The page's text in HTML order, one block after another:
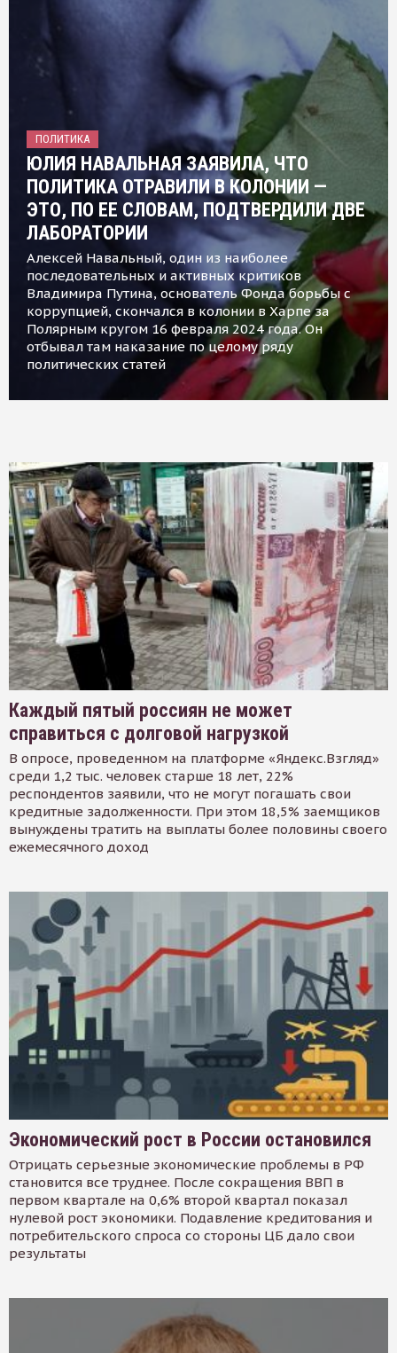
ПОЛИТИКА
ЮЛИЯ НАВАЛЬНАЯ ЗАЯВИЛА, ЧТО
ПОЛИТИКА ОТРАВИЛИ В КОЛОНИИ —
ЭТО, ПО ЕЕ СЛОВАМ, ПОДТВЕРДИЛИ ДВЕ
ЛАБОРАТОРИИ
Алексей Навальный, один из наиболее
последовательных и активных критиков
Владимира Путина, основатель Фонда борьбы с
коррупцией, скончался в колонии в Харпе за
Полярным кругом 16 февраля 2024 года. Он
отбывал там наказание по целому ряду
политических статей
Каждый пятый россиян не может
справиться с долговой нагрузкой
В опросе, проведенном на платформе «Яндекс.Взгляд»
среди 1,2 тыс. человек старше 18 лет, 22%
респондентов заявили, что не могут погашать свои
кредитные задолженности. При этом 18,5% заемщиков
вынуждены тратить на выплаты более половины своего
ежемесячного доход
Экономический рост в России остановился
Отрицать серьезные экономические проблемы в РФ
становится все труднее. После сокращения ВВП в
первом квартале на 0,6% второй квартал показал
нулевой рост экономики. Подавление кредитования и
потребительского спроса со стороны ЦБ дало свои
результаты